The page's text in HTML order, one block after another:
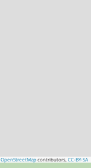
OpenStreetMap contributors, CC-BY-SA